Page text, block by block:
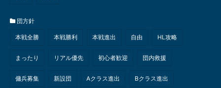
団方針
本戦全勝 本戦勝利 本戦進出 自由 HL攻略
まったり リアル優先 初心者歓迎 団内救援
傭兵募集 新設団 Aクラス進出 Bクラス進出